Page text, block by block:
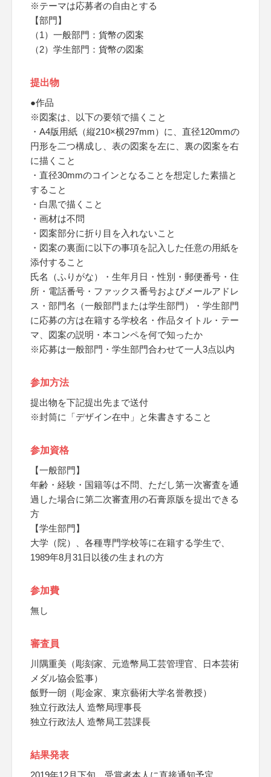
※テーマは応募者の自由とする
【部門】
（1）一般部門：貨幣の図案
（2）学生部門：貨幣の図案
提出物
●作品
※図案は、以下の要領で描くこと
・A4版用紙（縦210×横297mm）に、直径120mmの
円形を二つ構成し、表の図案を左に、裏の図案を右
に描くこと
・直径30mmのコインとなることを想定した素描と
すること
・白黒で描くこと
・画材は不問
・図案部分に折り目を入れないこと
・図案の裏面に以下の事項を記入した任意の用紙を
添付すること
氏名（ふりがな）・生年月日・性別・郵便番号・住
所・電話番号・ファックス番号およびメールアドレ
ス・部門名（一般部門または学生部門）・学生部門
に応募の方は在籍する学校名・作品タイトル・テー
マ、図案の説明・本コンペを何で知ったか
※応募は一般部門・学生部門合わせて一人3点以内
参加方法
提出物を下記提出先まで送付
※封筒に「デザイン在中」と朱書きすること
参加資格
【一般部門】
年齢・経験・国籍等は不問、ただし第一次審査を通
過した場合に第二次審査用の石膏原版を提出できる
方
【学生部門】
大学（院）、各種専門学校等に在籍する学生で、
1989年8月31日以後の生まれの方
参加費
無し
審査員
川隅重美（彫刻家、元造幣局工芸管理官、日本芸術
メダル協会監事）
飯野一朗（彫金家、東京藝術大学名誉教授）
独立行政法人 造幣局理事長
独立行政法人 造幣局工芸課長
結果発表
2019年12月下旬、受賞者本人に直接通知予定